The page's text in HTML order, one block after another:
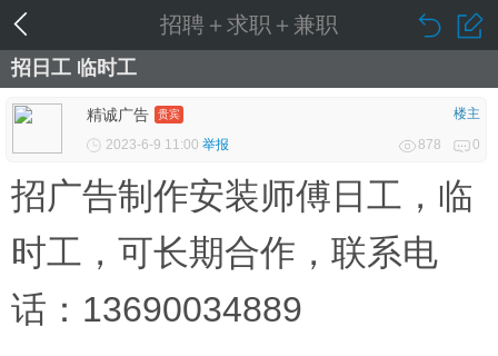
招聘＋求职＋兼职
招日工 临时工
精诚广告 贵宾
楼主
2023-6-9 11:00 举报 878 0
招广告制作安装师傅日工，临
时工，可长期合作，联系电
话：13690034889